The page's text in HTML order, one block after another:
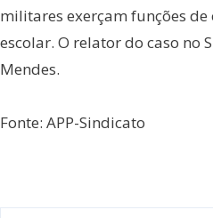
militares exerçam funções
escolar. O relator do caso no
Mendes.
Fonte: APP-Sindicato